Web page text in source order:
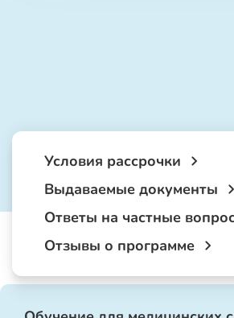
Условия рассрочки
Выдаваемые документы
Ответы на частные
Отзывы о программе